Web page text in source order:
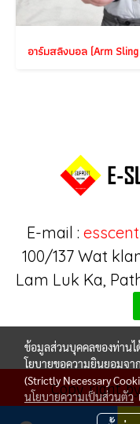
อาร์มสลิงบอล (Arm
E-mail :
100/137 Wat
Lam Luk Ka,
Copy right by
ผู้เข้
ข้อมูลส่วนบุคคลของท่าน
โยบายขอความยินยอมจา
(Strictly Necessary
นโยบายความเป็นส่วนตัว